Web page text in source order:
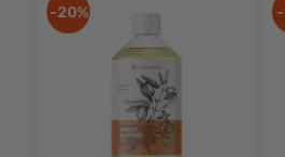
-20%